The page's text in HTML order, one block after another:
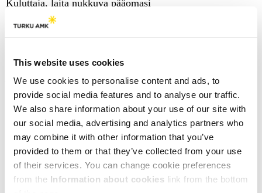
This website uses cookies
We use cookies to personalise content and ads, to
provide social media features and to analyse our traffic.
We also share information about your use of our site with
our social media, advertising and analytics partners who
may combine it with other information that you’ve
provided to them or that they’ve collected from your use
of their services. You can change cookie preferences
from the Information about cookies link from the bottom
Kuluttaja, laita nukkuva pääomasi
Pieneksi jääneet lempihousut, kaksi vuotta
vähälle käytölle jäänyt alelöytö. Lähes
jokaisen meidän kaapissamme lymyilee
käytöstä poistuneita......
Lue lisää
Kiertotalous on matka, jolle kannattaa
lähteä